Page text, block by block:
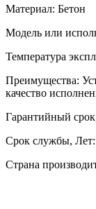
Материал: Бетон
Модель или
Температура
Преимущества:
качество
Гарантийный
Срок службы,
Страна